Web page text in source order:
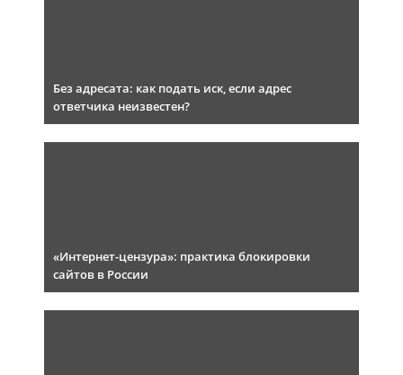
Без адресата: как подать иск, если адрес
ответчика неизвестен?
«Интернет-цензура»: практика блокировки
сайтов в России